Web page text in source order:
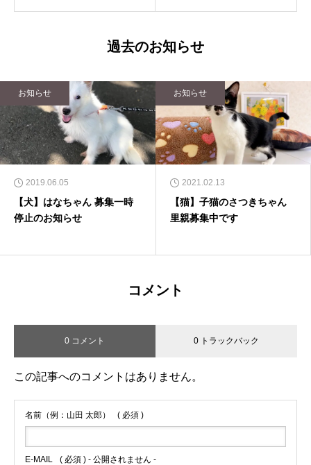
過去のお知らせ
お知らせ
2019.06.05
【犬】はなちゃん 募集一時
停止のお知らせ
お知らせ
2021.02.13
【猫】子猫のさつきちゃん
里親募集中です
コメント
0 コメント 0 トラックバック
この記事へのコメントはありません。
名前（例：山田 太郎） ( 必須 )
E-MAIL ( 必須 ) - 公開されません -